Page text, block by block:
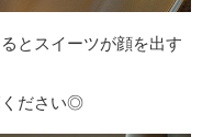
とスイーツが顔を出す
ください◎